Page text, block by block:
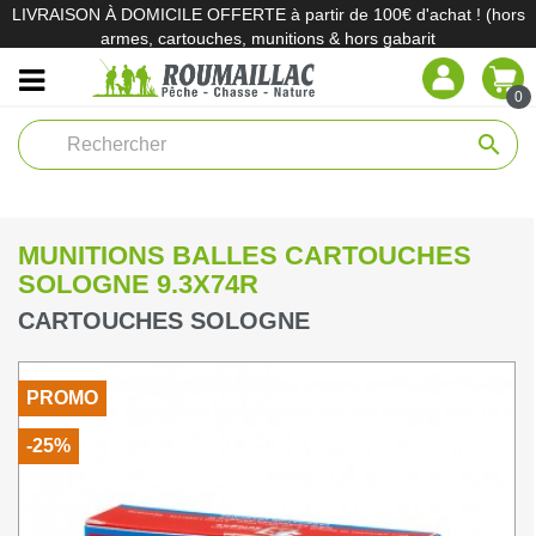
LIVRAISON À DOMICILE OFFERTE à partir de 100€ d'achat ! (hors
armes, cartouches, munitions & hors gabarit
0
search
MUNITIONS BALLES CARTOUCHES
SOLOGNE 9.3X74R
CARTOUCHES SOLOGNE
PROMO
-25%